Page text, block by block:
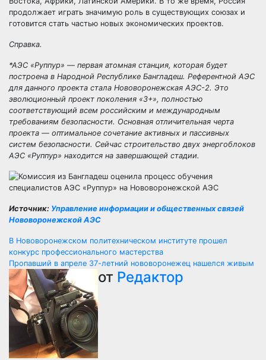
продолжает играть значимую роль в существующих союзах и
готовится стать частью новых экономических проектов.
Справка.
*АЭС «Руппур» — первая атомная станция, которая будет
построена в Народной Республике Бангладеш. Референтной АЭС
для данного проекта стала Нововоронежская АЭС-2. Это
эволюционный проект поколения «3+», полностью
соответствующий всем российским и международным
требованиям безопасности. Основная отличительная черта
проекта — оптимальное сочетание активных и пассивных
систем безопасности. Сейчас строительство двух энергоблоков
АЭС «Руппур» находится на завершающей стадии.
Источник: Управление информации и общественных связей
Нововоронежской АЭС
Навигация
по
записям
В Нововоронежском политехническом институте прошел
конкурс профессионального мастерства
Пропавший в апреле 37-летний нововоронежец нашелся живым
от Редактор